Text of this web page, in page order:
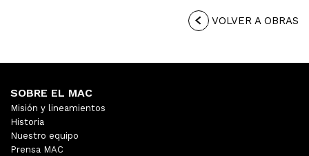
VOLVER A OBRAS
SOBRE EL MAC
Misión y lineamientos
Historia
Nuestro equipo
Prensa MAC